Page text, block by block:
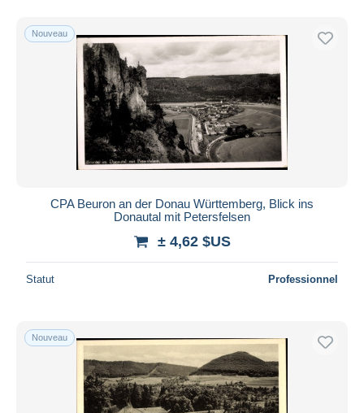
Nouveau
CPA Beuron an der Donau Württemberg, Blick ins
Donautal mit Petersfelsen
± 4,62 $US
Statut Professionnel
Nouveau